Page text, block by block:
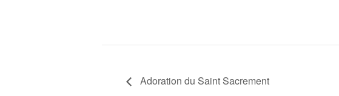
Adoration du Saint Sacrement